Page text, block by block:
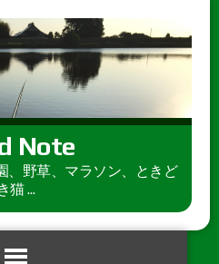
Note
、野草、マラソン、ときど
猫 ...